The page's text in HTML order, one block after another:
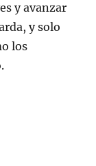
y avanzar
y solo
los